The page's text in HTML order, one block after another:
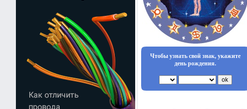
Чтобы узнать свой знак, укажите
день рождения.